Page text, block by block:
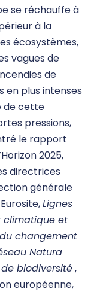
se réchauffe à
à la
écosystèmes,
vagues de
de
en plus intenses
de cette
pressions,
le rapport
2025,
directrices
générale
Lignes
climatique et
changement
Natura
biodiversité,
européenne,